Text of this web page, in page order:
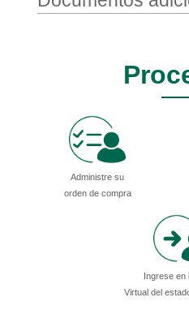
Administre su
orden de compra
Ingrese en
Virtual del